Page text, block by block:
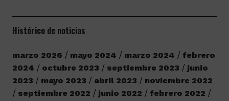
Histórico de noticias
marzo 2026 mayo 2024 marzo 2024
febrero
2024
octubre 2023 septiembre 2023
junio
2023
mayo 2023 abril 2023
noviembre 2022
septiembre 2022
junio 2022
febrero 2022